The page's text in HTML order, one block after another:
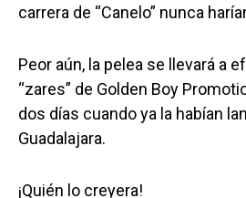
carrera de “Canelo” nunca
Peor aún, la pelea se llevará a
“zares” de Golden Boy
dos días cuando ya la habían
Guadalajara.
¡Quién lo creyera!